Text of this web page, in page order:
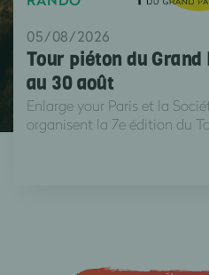
05/08/2026
Tour piéton du
au 30 août
Enlarge your Paris et la
organisent la 7e édition du